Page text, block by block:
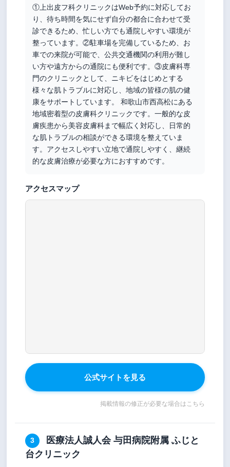
①上出皮フ科クリニックはWeb予約に対応してお
り、待ち時間を気にせず自分の都合に合わせて受
診できるため、忙しい方でも通院しやすい環境が
整っています。②駐車場を完備しているため、お
車での来院が可能で、公共交通機関の利用が難し
い方や遠方からの通院にも便利です。③皮膚科専
門のクリニックとして、ニキビをはじめとする
様々な肌トラブルに対応し、地域の皆様の肌の健
康をサポートしています。 和歌山市西高松にある
地域密着型の皮膚科クリニックです。一般的な皮
膚疾患から美容皮膚科まで幅広く対応し、日常的
な肌トラブルの相談ができる環境を整えていま
す。アクセスしやすい立地で通院しやすく、継続
的な皮膚治療が必要な方におすすめです。
アクセスマップ
公式サイトを見る
掲載情報の修正が必要な場合はこちら
3
医療法人誠人会 与田病院附属 ふじと
台クリニック